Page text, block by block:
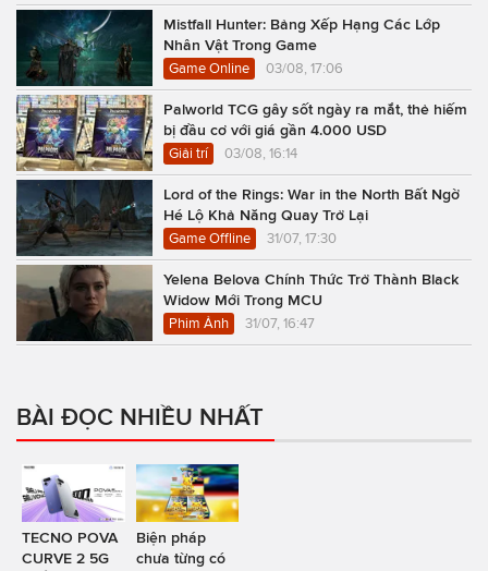
Mistfall Hunter: Bảng Xếp Hạng Các Lớp
Nhân Vật Trong Game
Game Online 03/08, 17:06
Palworld TCG gây sốt ngày ra mắt, thẻ hiếm
bị đầu cơ với giá gần 4.000 USD
Giải trí 03/08, 16:14
Lord of the Rings: War in the North Bất Ngờ
Hé Lộ Khả Năng Quay Trở Lại
Game Offline 31/07, 17:30
Yelena Belova Chính Thức Trở Thành Black
Widow Mới Trong MCU
Phim Ảnh 31/07, 16:47
BÀI ĐỌC NHIỀU NHẤT
TECNO POVA
CURVE 2 5G
Biện pháp
chưa từng có